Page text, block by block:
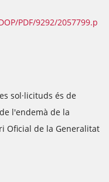
PDF/9292/2057799.p
sol·licituds és de
l'endemà de la
Oficial de la Generalitat